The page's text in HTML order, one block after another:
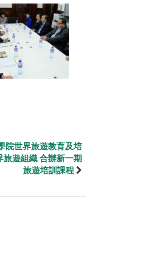
院世界旅遊教育及培
遊組織 合辦新一期
旅遊培訓課程